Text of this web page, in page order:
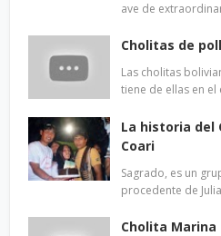
ave de
Cholitas de
Las cholitas
tiene de ellas en el
La historia del
Coari
Sagrado, es un
procedente de
Cholita